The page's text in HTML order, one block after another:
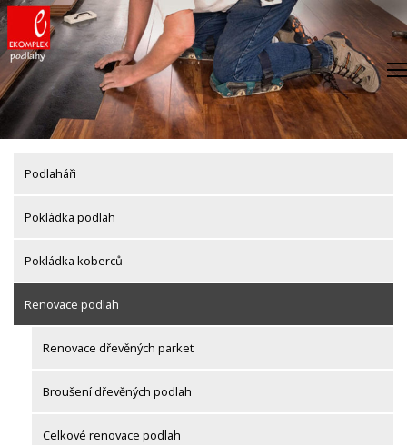
Skip
to
content
Podlaháři
Pokládka podlah
Pokládka koberců
Renovace podlah
Renovace dřevěných parket
Broušení dřevěných podlah
Celkové renovace podlah